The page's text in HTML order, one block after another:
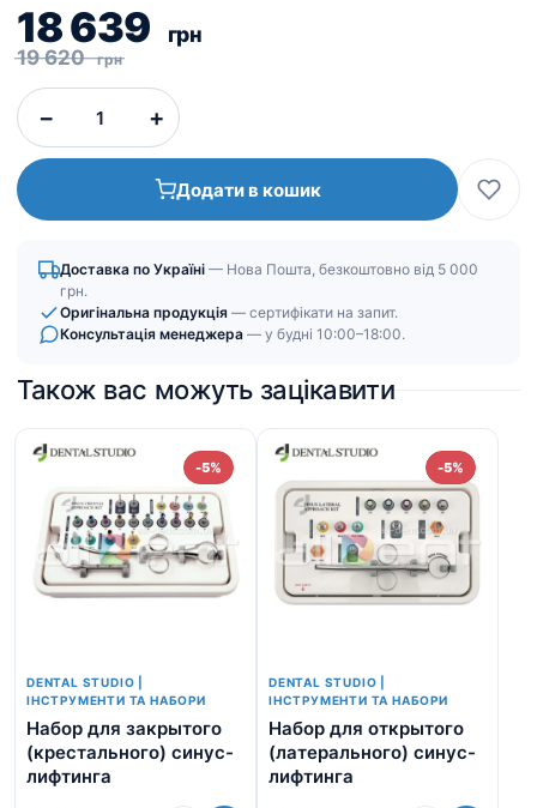
19 620 грн
Оригінальна
ціна:
19
620
грн.
18 639 грн
Поточна
ціна:
18
639
грн.
− +
Додати в кошик
Доставка по Україні — Нова Пошта, безкоштовно від 5 000
грн.
Оригінальна продукція — сертифікати на запит.
Консультація менеджера — у будні 10:00–18:00.
Також вас можуть зацікавити
-5%
DENTAL STUDIO |
ІНСТРУМЕНТИ ТА НАБОРИ
Набор для закрытого
(крестального) синус-
лифтинга
-5%
DENTAL STUDIO |
ІНСТРУМЕНТИ ТА НАБОРИ
Набор для открытого
(латерального) синус-
лифтинга